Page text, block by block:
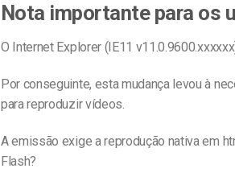
Nota importante para os
O Internet Explorer (IE11
Por conseguinte, esta mudança levou à
para reproduzir vídeos.
A emissão exige a reprodução nativa em
Flash?